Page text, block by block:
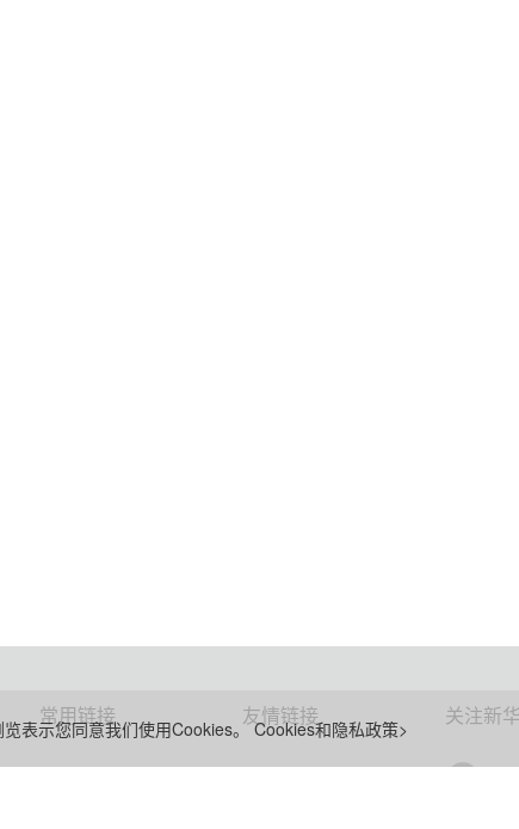
常用链接 友情链接 关注新
表示您同意我们使用Cookies。Cookies和隐私政策>